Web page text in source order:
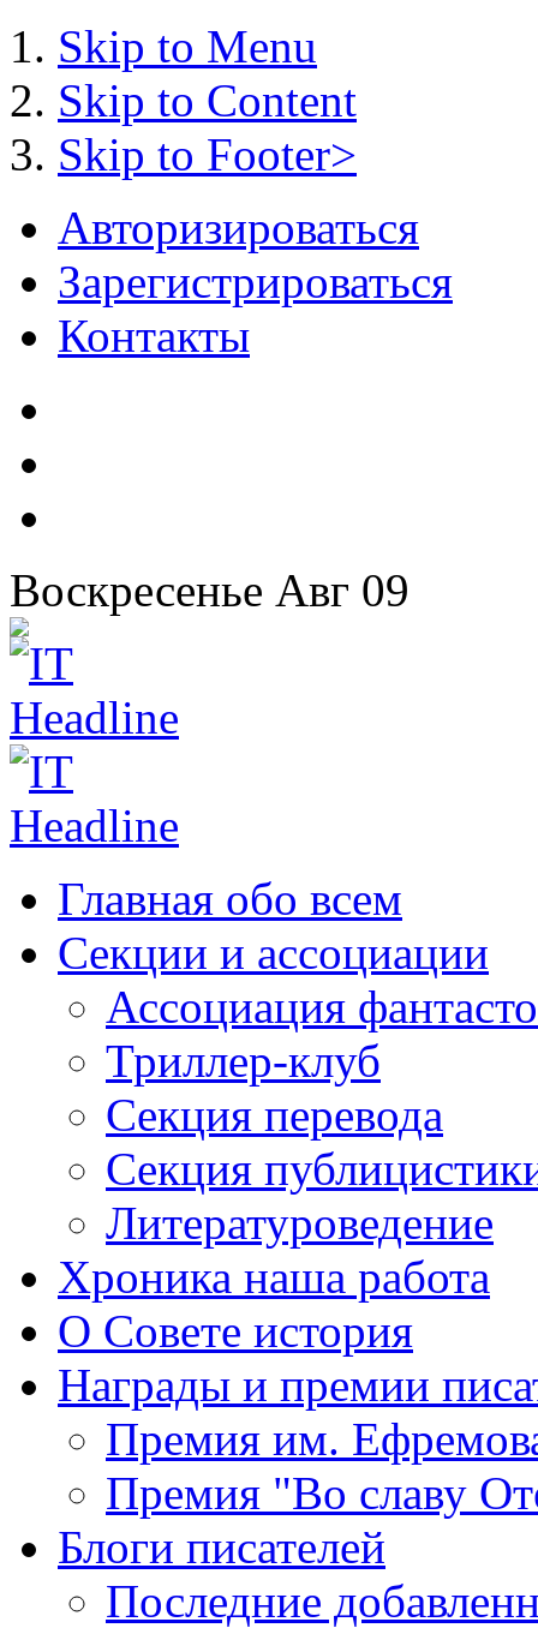
Skip to Menu
Skip to Content
Skip to Footer>
Авторизироваться
Зарегистрироваться
Контакты
Воскресенье Авг 09
Главная обо всем
Секции и ассоциации
Ассоциация
Триллер-клуб
Секция перевода
Секция
Литературоведение
Хроника наша работа
О Совете история
Награды и премии
Премия им.
Премия "Во славу
Блоги писателей
Последние